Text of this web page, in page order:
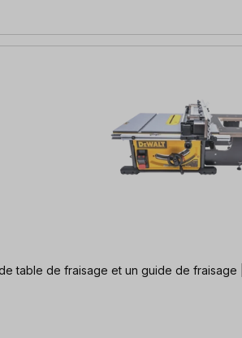
table de fraisage et un guide de